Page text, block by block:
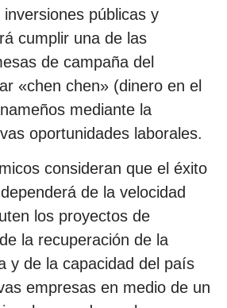
públicas y
cumplir una de las
de campaña del
«chen chen» (dinero en el
mediante la
oportunidades laborales.
consideran que el éxito
de la velocidad
los proyectos de
la recuperación de la
y de la capacidad del país
empresas en medio de un